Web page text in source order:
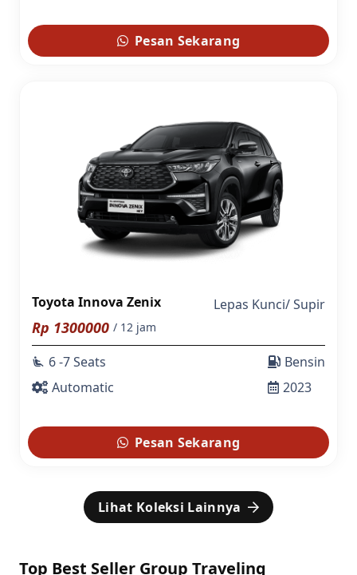
Pesan Sekarang
Toyota Innova Zenix Lepas Kunci/Supir
Rp 1300000 / 12 jam
airline_seat_recline_extra 6 -7 Seats
Automatic
Bensin
2023
Pesan Sekarang
Lihat Koleksi Lainnya
Top Best Seller Group Traveling